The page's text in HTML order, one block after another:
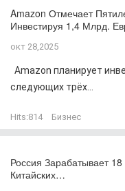
Amazon Отмечает
Инвестируя 1,4 Млрд.
окт 28,2025
Amazon планирует
следующих трёх...
Hits:814 Бизнес
Россия Зарабатывает
Китайских…